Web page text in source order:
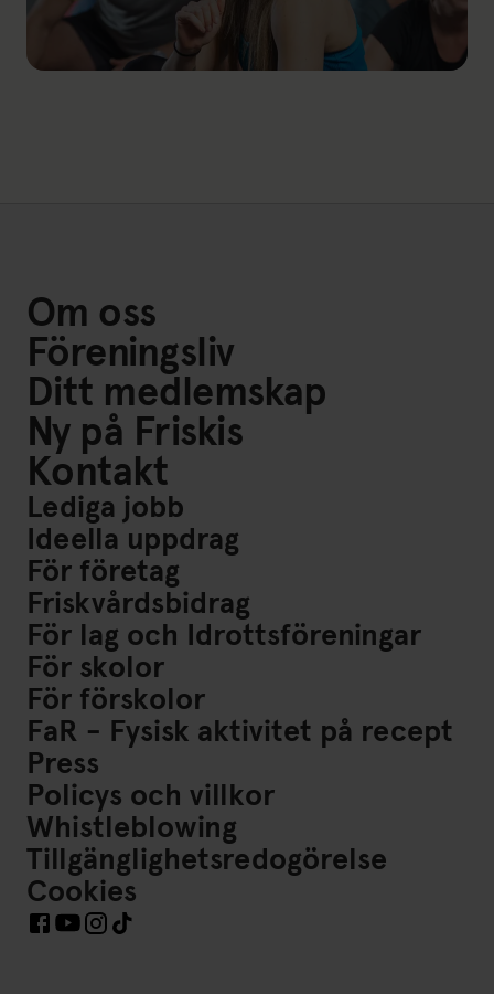
Om oss
Föreningsliv
Ditt medlemskap
Ny på Friskis
Kontakt
Lediga jobb
Ideella uppdrag
För företag
Friskvårdsbidrag
För lag och Idrottsföreningar
För skolor
För förskolor
FaR - Fysisk aktivitet på recept
Press
Policys och villkor
Whistleblowing
Tillgänglighetsredogörelse
Cookies